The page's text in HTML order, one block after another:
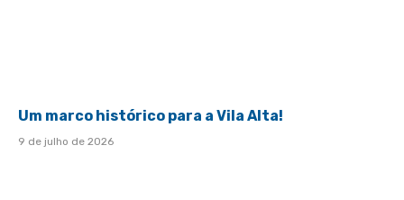
Um marco histórico para a Vila Alta!
9 de julho de 2026